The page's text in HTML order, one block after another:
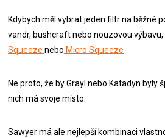
Kdybych měl vybrat jeden filtr na běžné
vandr, bushcraft nebo nouzovou výbavu,
Squeeze nebo Micro Squeeze
Ne proto, že by Grayl nebo Katadyn byly
nich má svoje místo.
Sawyer má ale nejlepší kombinaci